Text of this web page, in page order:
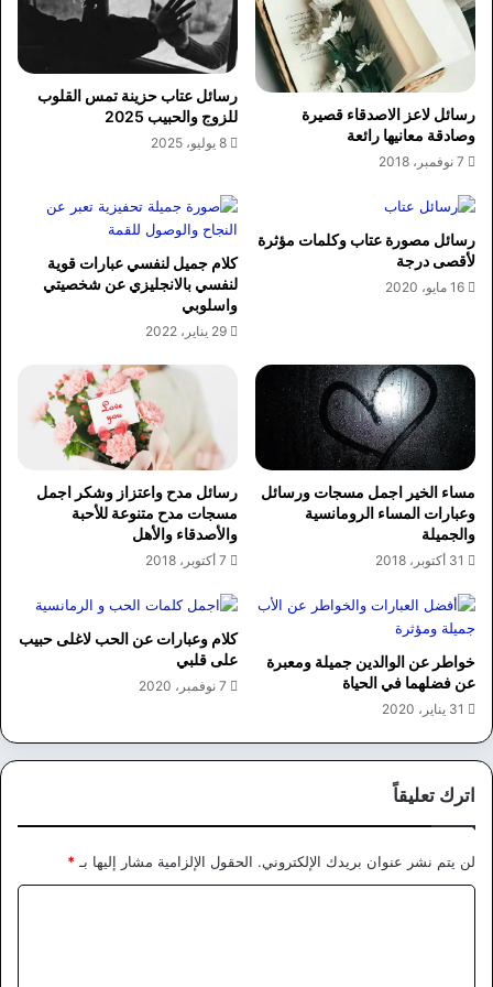
رسائل لاعز الاصدقاء قصيرة
وصادقة معانيها رائعة
7 نوفمبر، 2018
رسائل عتاب حزينة تمس القلوب
للزوج والحبيب 2025
8 يوليو، 2025
رسائل مصورة عتاب وكلمات مؤثرة
لأقصى درجة
16 مايو، 2020
كلام جميل لنفسي عبارات قوية
لنفسي بالانجليزي عن شخصيتي
واسلوبي
29 يناير، 2022
مساء الخير اجمل مسجات ورسائل
وعبارات المساء الرومانسية
والجميلة
31 أكتوبر، 2018
رسائل مدح واعتزاز وشكر اجمل
مسجات مدح متنوعة للأحبة
والأصدقاء والأهل
7 أكتوبر، 2018
خواطر عن الوالدين جميلة ومعبرة
عن فضلهما في الحياة
31 يناير، 2020
كلام وعبارات عن الحب لاغلى حبيب
على قلبي
7 نوفمبر، 2020
اترك تعليقاً
لن يتم نشر عنوان بريدك الإلكتروني. الحقول الإلزامية مشار إليها بـ *